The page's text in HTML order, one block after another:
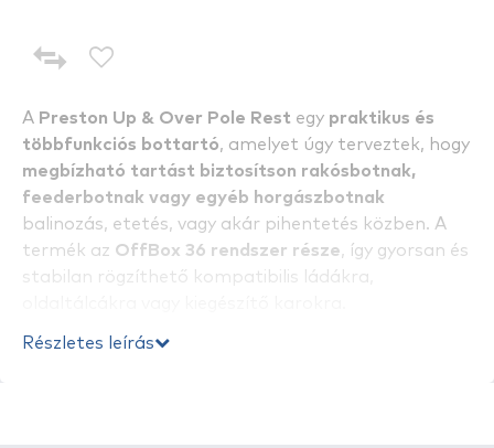
A Preston Up & Over Pole Rest egy praktikus és
többfunkciós bottartó, amelyet úgy terveztek, hogy
megbízható tartást biztosítson rakósbotnak,
feederbotnak vagy egyéb horgászbotnak
balinozás, etetés, vagy akár pihentetés közben. A
termék az OffBox 36 rendszer része, így gyorsan és
stabilan rögzíthető kompatibilis ládákra,
Részletes leírás